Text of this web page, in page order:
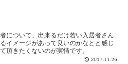
について、出来るだけ若い入居者さん
イメージがあって良いのかなとと感じ
頂きたくないのが実情です。
2017.11.26